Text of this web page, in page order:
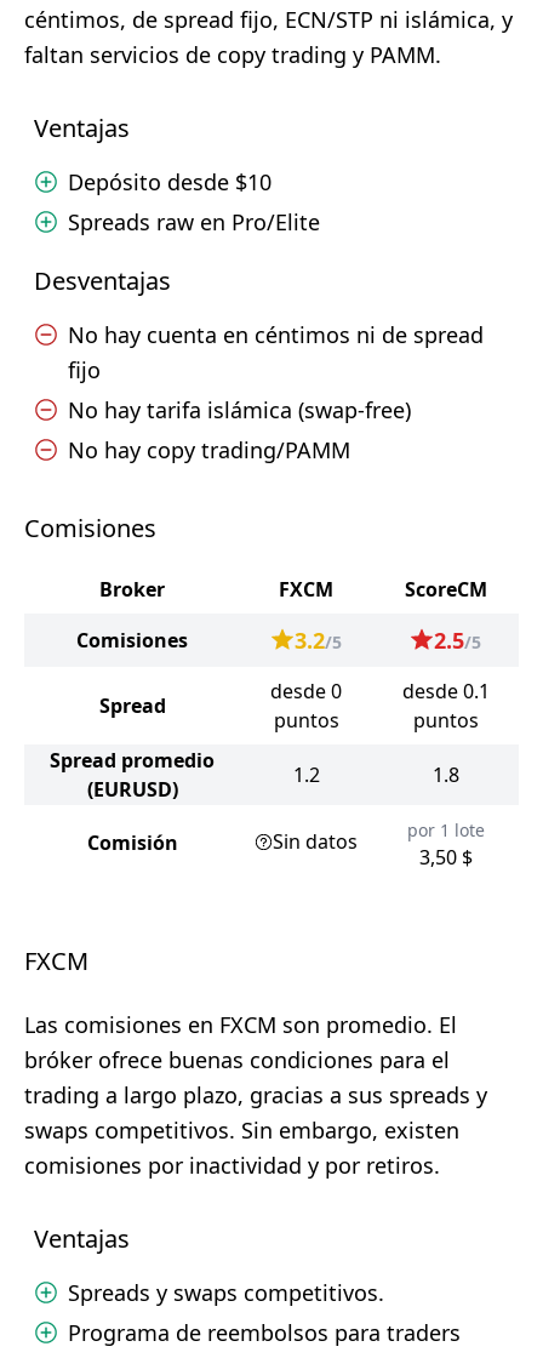
céntimos, de spread fijo, ECN/STP ni islámica, y
faltan servicios de copy trading y PAMM.
Ventajas
Depósito desde $10
Spreads raw en Pro/Elite
Desventajas
No hay cuenta en céntimos ni de spread
fijo
No hay tarifa islámica (swap-free)
No hay copy trading/PAMM
Comisiones
Broker FXCM
ScoreCM
Comisiones
3.2/5 2.5/5
Spread
desde 0
puntos
desde 0.1
puntos
Spread promedio
(EURUSD)
1.2 1.8
Comisión Sin datos por 1 lote
3,50 $
FXCM
Las comisiones en FXCM son promedio. El
bróker ofrece buenas condiciones para el
trading a largo plazo, gracias a sus spreads y
swaps competitivos. Sin embargo, existen
comisiones por inactividad y por retiros.
Ventajas
Spreads y swaps competitivos.
Programa de reembolsos para traders